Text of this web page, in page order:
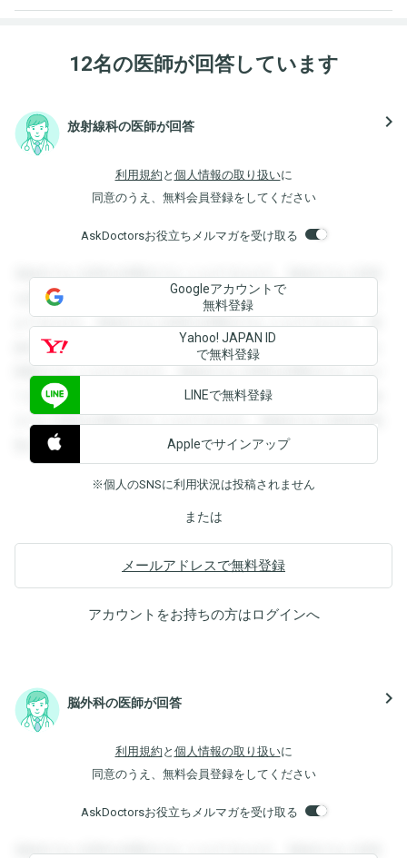
12名の医師が回答しています
放射線科の医師が回答 navigate_next
利用規約 と 個人情報の取り扱いに
同意のうえ、無料会員登録をしてください
AskDoctorsお役立ちメルマガを受け取る
登録すると回答を閲覧することができます。登録すると回答
を閲覧することができます。登録すると回答を閲覧すること
ができます。登録すると回答を閲覧することができます。登
録すると回答を閲覧することができます。登録すると回答を
閲覧することができます。登録すると回答を閲覧することが
できます。登録すると回答を閲覧することができます。登録
すると回答を閲覧することができます。登録すると回答を閲
覧することができます。
Googleアカウントで
無料登録
Yahoo! JAPAN ID
で無料登録
LINEで無料登録
Appleでサインアップ
※個人のSNSに利用状況は投稿されません
または
メールアドレスで無料登録
アカウントをお持ちの方はログインへ
脳外科の医師が回答 navigate_next
利用規約 と 個人情報の取り扱いに
同意のうえ、無料会員登録をしてください
AskDoctorsお役立ちメルマガを受け取る
登録すると回答を閲覧することができます。登録すると回答